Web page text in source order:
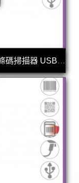
XD-5500 一二維有線高解析百萬像素條碼掃描器 USB介面 可讀3MIL條碼 支援行動支付條碼